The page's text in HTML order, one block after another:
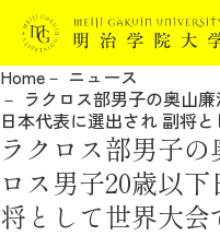
Home
ニュース
ラクロス部男子の奥山
日本代表に選出され 副将
ラクロス部男子
ロス男子20歳以
将として世界大会